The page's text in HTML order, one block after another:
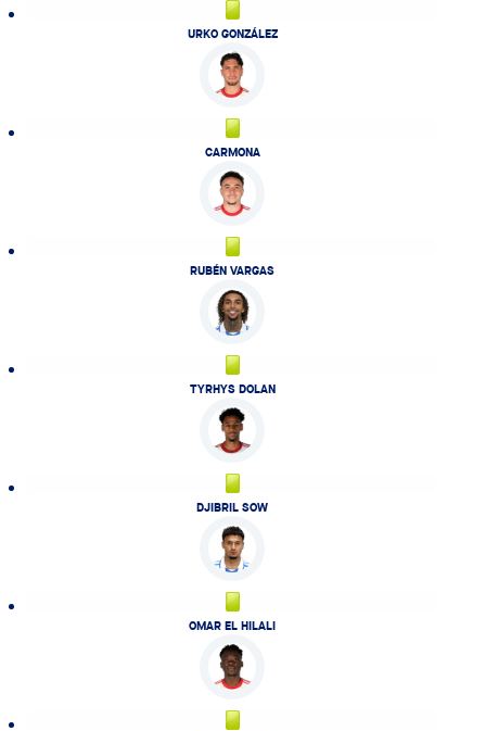
URKO GONZÁLEZ
CARMONA
RUBÉN VARGAS
TYRHYS DOLAN
DJIBRIL SOW
OMAR EL HILALI